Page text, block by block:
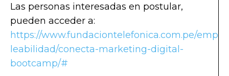
Las personas interesadas en postular,
pueden acceder a:
https://www.fundaciontelefonica.com.pe/emp
leabilidad/conecta-marketing-digital-
bootcamp/#